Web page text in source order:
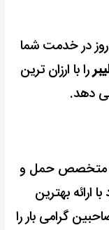
در خدمت شما
را با ارزان ترین
دهد.
متخصص حمل و
ارائه بهترین
گرامی بار را